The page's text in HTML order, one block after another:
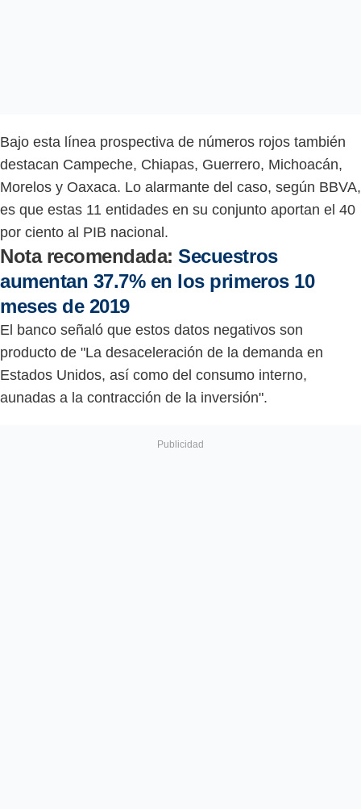
Bajo esta línea prospectiva de números rojos también
destacan Campeche, Chiapas, Guerrero, Michoacán,
Morelos y Oaxaca. Lo alarmante del caso, según BBVA,
es que estas 11 entidades en su conjunto aportan el 40
por ciento al PIB nacional.
Nota recomendada:Secuestros
aumentan 37.7% en los primeros 10
meses de 2019
El banco señaló que estos datos negativos son
producto de "La desaceleración de la demanda en
Estados Unidos, así como del consumo interno,
aunadas a la contracción de la inversión".